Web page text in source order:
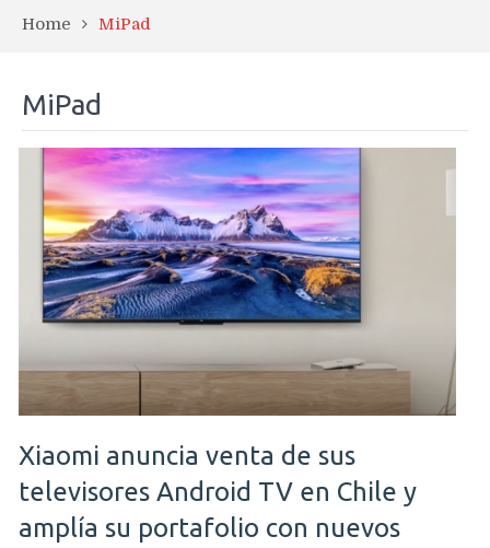
Home MiPad
MiPad
Xiaomi anuncia venta de sus
televisores Android TV en Chile y
amplía su portafolio con nuevos